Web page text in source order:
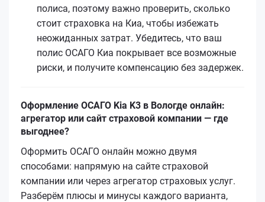
полиса, поэтому важно проверить, сколько
стоит страховка на Киа, чтобы избежать
неожиданных затрат. Убедитесь, что ваш
полис ОСАГО Киа покрывает все возможные
риски, и получите компенсацию без задержек.
Оформление ОСАГО Kia K3 в Вологде онлайн:
агрегатор или сайт страховой компании — где
выгоднее?
Оформить ОСАГО онлайн можно двумя
способами: напрямую на сайте страховой
компании или через агрегатор страховых услуг.
Разберём плюсы и минусы каждого варианта,